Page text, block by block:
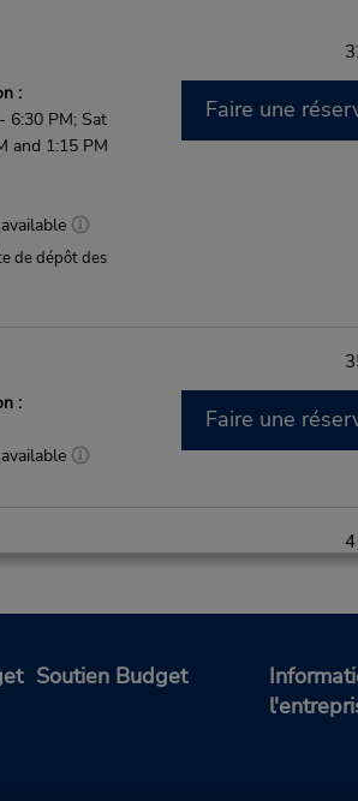
:
6:30 PM; Sat
and 1:15 PM
de dépôt des
Faire une
:
Faire une
5:00 PM
Soutien Budget